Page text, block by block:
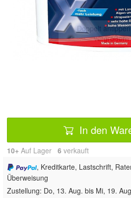
Doppelt
vergrößern
In den
10+ Auf Lager 6 verkauft
, Kreditkarte, Lastschrift,
Überweisung
Zustellung: Do, 13. Aug. bis Mi, 19.